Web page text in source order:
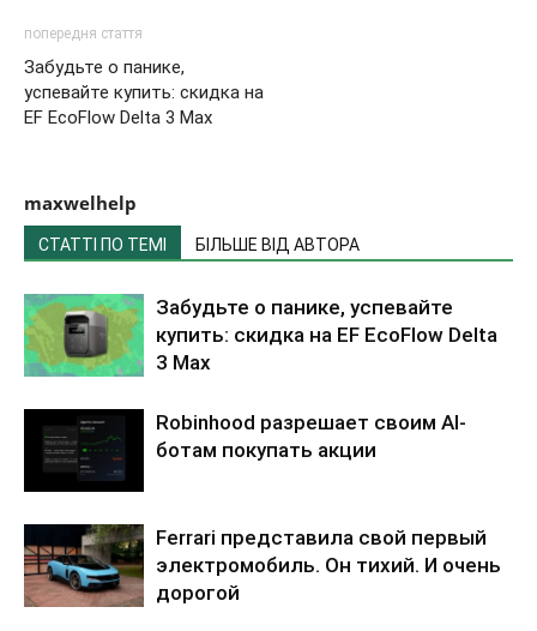
попередня стаття
Забудьте о панике,
успевайте купить: скидка на
EF EcoFlow Delta 3 Max
maxwelhelp
СТАТТІ ПО ТЕМІ БІЛЬШЕ ВІД АВТОРА
Забудьте о панике, успевайте
купить: скидка на EF EcoFlow Delta
3 Max
Robinhood разрешает своим AI-
ботам покупать акции
Ferrari представила свой первый
электромобиль. Он тихий. И очень
дорогой